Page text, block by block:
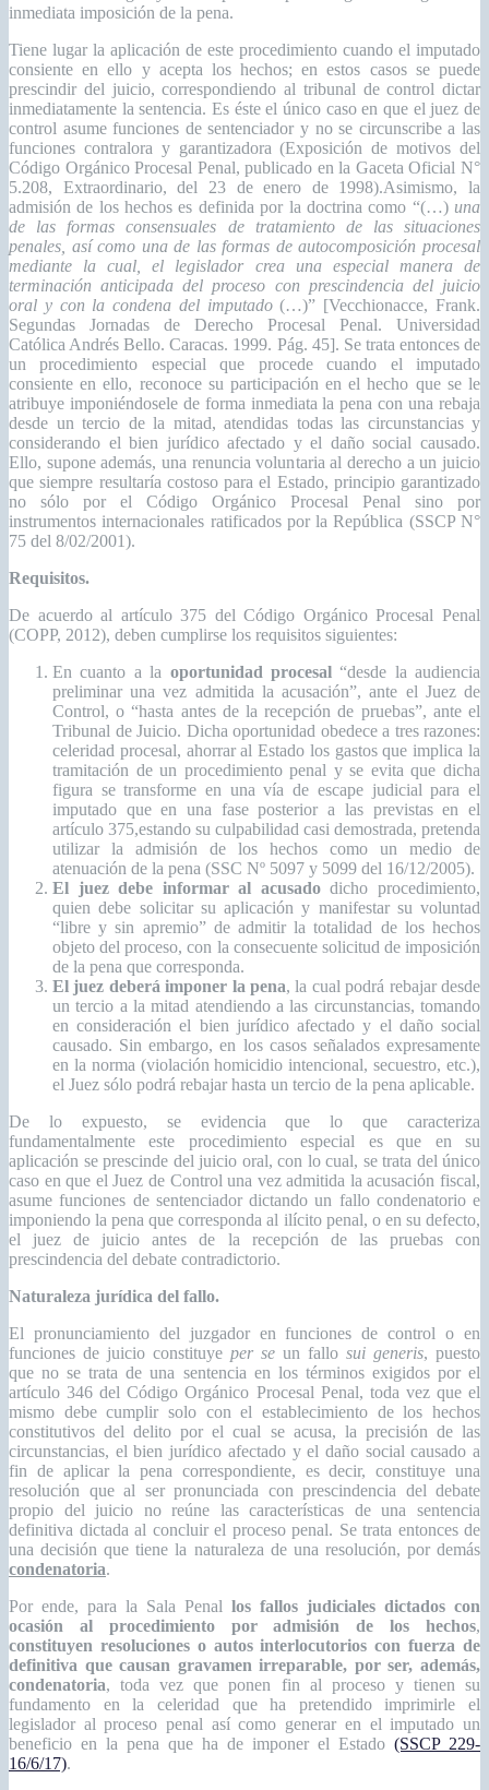
inmediata imposición de la pena.
Tiene lugar la aplicación de este procedimiento cuando el imputado
consiente en ello y acepta los hechos; en estos casos se puede
prescindir del juicio, correspondiendo al tribunal de control dictar
inmediatamente la sentencia. Es éste el único caso en que el juez de
control asume funciones de sentenciador y no se circunscribe a las
funciones contralora y garantizadora (Exposición de motivos del
Código Orgánico Procesal Penal, publicado en la Gaceta Oficial N°
5.208, Extraordinario, del 23 de enero de 1998).Asimismo, la
admisión de los hechos es definida por la doctrina como “(…) una
de las formas consensuales de tratamiento de las situaciones
penales, así como una de las formas de autocomposición procesal
mediante la cual, el legislador crea una especial manera de
terminación anticipada del proceso con prescindencia del juicio
oral y con la condena del imputado(…)” [Vecchionacce, Frank.
Segundas Jornadas de Derecho Procesal Penal. Universidad
Católica Andrés Bello. Caracas. 1999. Pág. 45]. Se trata entonces de
un procedimiento especial que procede cuando el imputado
consiente en ello, reconoce su participación en el hecho que se le
atribuye imponiéndosele de forma inmediata la pena con una rebaja
desde un tercio de la mitad, atendidas todas las circunstancias y
considerando el bien jurídico afectado y el daño social causado.
Ello, supone además, una renuncia voluntaria al derecho a un juicio
que siempre resultaría costoso para el Estado, principio garantizado
no sólo por el Código Orgánico Procesal Penal sino por
instrumentos internacionales ratificados por la República (SSCP N°
75 del 8/02/2001).
Requisitos.
De acuerdo al artículo 375 del Código Orgánico Procesal Penal
(COPP, 2012), deben cumplirse los requisitos siguientes:
En cuanto a la oportunidad procesal“desde la audiencia
preliminar una vez admitida la acusación”, ante el Juez de
Control, o “hasta antes de la recepción de pruebas”, ante el
Tribunal de Juicio. Dicha oportunidad obedece a tres razones:
celeridad procesal, ahorrar al Estado los gastos que implica la
tramitación de un procedimiento penal y se evita que dicha
figura se transforme en una vía de escape judicial para el
imputado que en una fase posterior a las previstas en el
artículo 375,estando su culpabilidad casi demostrada, pretenda
utilizar la admisión de los hechos como un medio de
atenuación de la pena (SSC Nº 5097 y 5099 del 16/12/2005).
El juez debe informar al acusadodicho procedimiento,
quien debe solicitar su aplicación y manifestar su voluntad
“libre y sin apremio” de admitir la totalidad de los hechos
objeto del proceso, con la consecuente solicitud de imposición
de la pena que corresponda.
El juez deberá imponer la pena, la cual podrá rebajar desde
un tercio a la mitad atendiendo a las circunstancias, tomando
en consideración el bien jurídico afectado y el daño social
causado. Sin embargo, en los casos señalados expresamente
en la norma (violación homicidio intencional, secuestro, etc.),
el Juez sólo podrá rebajar hasta un tercio de la pena aplicable.
De lo expuesto, se evidencia que lo que caracteriza
fundamentalmente este procedimiento especial es que en su
aplicación se prescinde del juicio oral, con lo cual, se trata del único
caso en que el Juez de Control una vez admitida la acusación fiscal,
asume funciones de sentenciador dictando un fallo condenatorio e
imponiendo la pena que corresponda al ilícito penal, o en su defecto,
el juez de juicio antes de la recepción de las pruebas con
prescindencia del debate contradictorio.
Naturaleza jurídica del fallo.
El pronunciamiento del juzgador en funciones de control o en
funciones de juicio constituye per se un fallo sui generis, puesto
que no se trata de una sentencia en los términos exigidos por el
artículo 346 del Código Orgánico Procesal Penal, toda vez que el
mismo debe cumplir solo con el establecimiento de los hechos
constitutivos del delito por el cual se acusa, la precisión de las
circunstancias, el bien jurídico afectado y el daño social causado a
fin de aplicar la pena correspondiente, es decir, constituye una
resolución que al ser pronunciada con prescindencia del debate
propio del juicio no reúne las características de una sentencia
definitiva dictada al concluir el proceso penal. Se trata entonces de
una decisión que tiene la naturaleza de una resolución, por demás
condenatoria.
Por ende, para la Sala Penal los fallos judiciales dictados con
ocasión al procedimiento por admisión de los hechos,
constituyen resoluciones o autos interlocutorios con fuerza de
definitiva que causan gravamen irreparable, por ser, además,
condenatoria, toda vez que ponen fin al proceso y tienen su
fundamento en la celeridad que ha pretendido imprimirle el
legislador al proceso penal así como generar en el imputado un
beneficio en la pena que ha de imponer el Estado (SSCP 229-
16/6/17).